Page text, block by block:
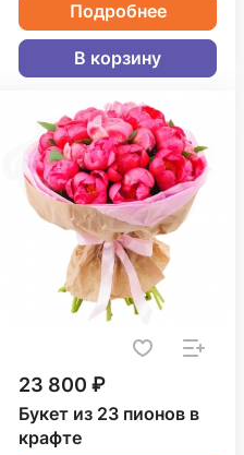
Подробнее
В корзину
23 800 ₽
Букет из 23 пионов в
крафте